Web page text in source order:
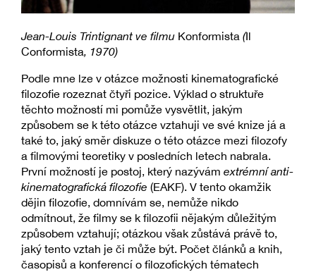
Jean-Louis Trintignant ve filmu Konformista (Il
Conformista, 1970)
Podle mne lze v otázce možnosti kinematografické
filozofie rozeznat čtyři pozice. Výklad o struktuře
těchto možností mi pomůže vysvětlit, jakým
způsobem se k této otázce vztahuji ve své knize já a
také to, jaký směr diskuze o této otázce mezi filozofy
a filmovými teoretiky v posledních letech nabrala.
První možností je postoj, který nazývám extrémní anti-
kinematografická filozofie (EAKF). V tento okamžik
dějin filozofie, domnívám se, nemůže nikdo
odmítnout, že filmy se k filozofii nějakým důležitým
způsobem vztahují; otázkou však zůstává právě to,
jaký tento vztah je či může být. Počet článků a knih,
časopisů a konferencí o filozofických tématech